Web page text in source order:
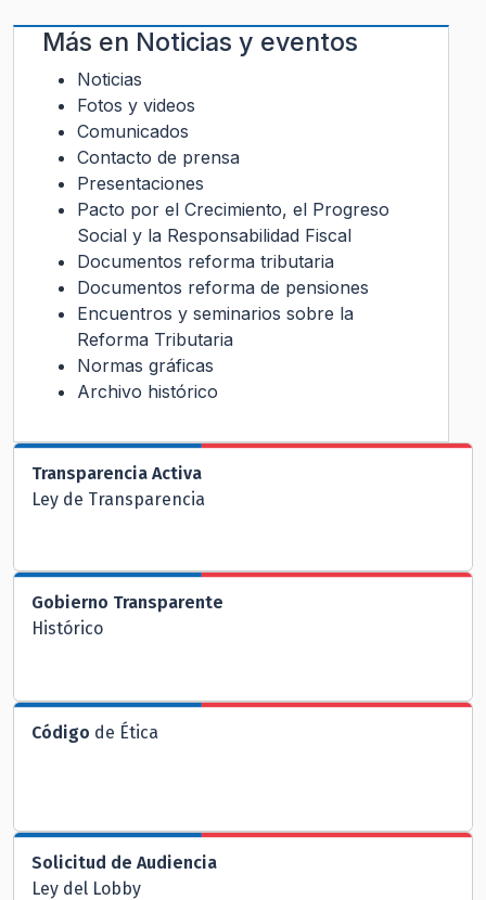
Más en Noticias y eventos
Noticias
Fotos y videos
Comunicados
Contacto de prensa
Presentaciones
Pacto por el Crecimiento, el Progreso
Social y la Responsabilidad Fiscal
Documentos reforma tributaria
Documentos reforma de pensiones
Encuentros y seminarios sobre la
Reforma Tributaria
Normas gráficas
Archivo histórico
Transparencia Activa
Ley de Transparencia
Gobierno Transparente
Histórico
Código de Ética
Solicitud de Audiencia
Ley del Lobby